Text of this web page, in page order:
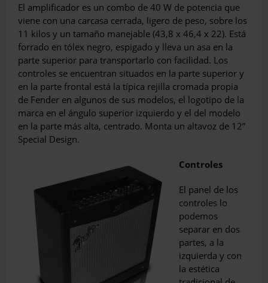
El amplificador es un combo de 40 W de potencia que
viene con una carcasa cerrada, ligero de peso, sobre los
11 kilos y un tama­ño manejable (43,8 x 46,4 x 22). Está
forrado en tólex negro, espigado y lleva un asa en la
parte superior para transportarlo con faci­lidad. Los
controles se encuentran situados en la parte superior y
en la parte frontal está la típica rejilla cromada propia
de Fender en algunos de sus modelos, el lo­gotipo de la
marca en el ángulo superior izquierdo y el del modelo
en la parte más alta, centrado. Monta un altavoz de 12”
Special Design.
Controles
El panel de los
controles lo
podemos
separar en dos
partes, a la
izquierda y con
la estética